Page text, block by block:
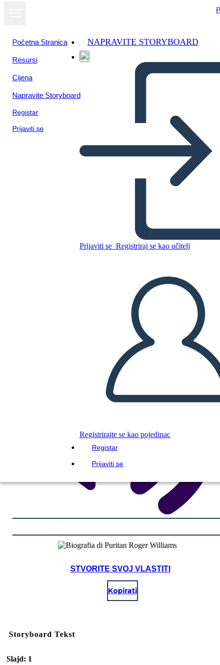
Početna Stranica
Resursi
Cijena
Napravite Storyboard
Registar
Prijaviti se
NAPRAVITE STORYBOARD
Prijaviti se Registriraj se kao učitelj
Registrirajte se kao pojedinac
Registar
Prijaviti se
IZRADITE PLOČU SCENARIJA
REPRODUCIRAJ DIJAPROJEKCIJU
ČITAJ MI
STVORITE SVOJ VLASTITI
Kopirati
Storyboard Tekst
Slajd: 1